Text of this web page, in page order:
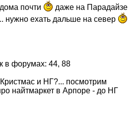
почти
даже на Парадайзе
нужно ехать дальше на север
и НГ?... посмотрим
найтмаркет в Арпоре - до НГ